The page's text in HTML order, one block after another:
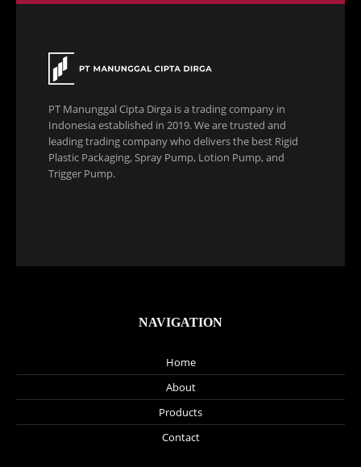
PT Manunggal Cipta Dirga is a trading company in
Indonesia established in 2019. We are trusted and
leading trading company who delivers the best Rigid
Plastic Packaging, Spray Pump, Lotion Pump, and
Trigger Pump.
NAVIGATION
Home
About
Products
Contact